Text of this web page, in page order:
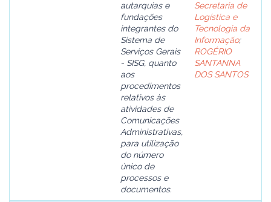
autarquias e
fundações
integrantes do
Sistema de
Serviços Gerais
- SISG, quanto
aos
procedimentos
relativos às
atividades de
Comunicações
Administrativas,
para utilização
do número
único de
processos e
documentos.
Secretaria de
Logística e
Tecnologia da
Informação;
ROGÉRIO
SANTANNA
DOS SANTOS